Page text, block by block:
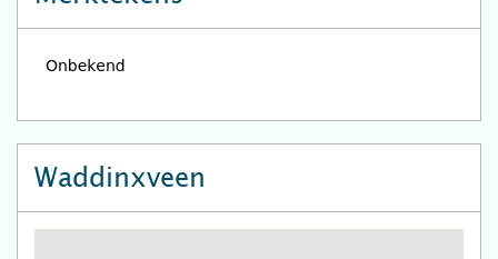
Waddinxveen